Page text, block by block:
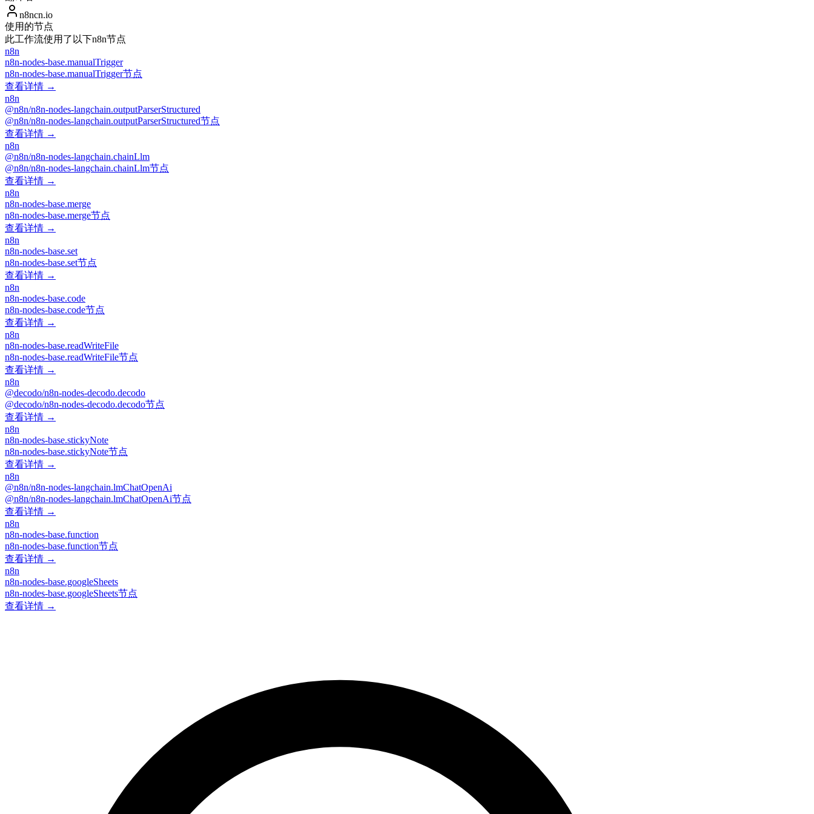
n8ncn.io
使用的节点
此工作流使用了以下n8n节点
n8n
n8n-nodes-base.manualTrigger
n8n-nodes-base.manualTrigger节点
查看详情 →
n8n
@n8n/n8n-nodes-langchain.outputParserStructured
@n8n/n8n-nodes-langchain.outputParserStructured节点
查看详情 →
n8n
@n8n/n8n-nodes-langchain.chainLlm
@n8n/n8n-nodes-langchain.chainLlm节点
查看详情 →
n8n
n8n-nodes-base.merge
n8n-nodes-base.merge节点
查看详情 →
n8n
n8n-nodes-base.set
n8n-nodes-base.set节点
查看详情 →
n8n
n8n-nodes-base.code
n8n-nodes-base.code节点
查看详情 →
n8n
n8n-nodes-base.readWriteFile
n8n-nodes-base.readWriteFile节点
查看详情 →
n8n
@decodo/n8n-nodes-decodo.decodo
@decodo/n8n-nodes-decodo.decodo节点
查看详情 →
n8n
n8n-nodes-base.stickyNote
n8n-nodes-base.stickyNote节点
查看详情 →
n8n
@n8n/n8n-nodes-langchain.lmChatOpenAi
@n8n/n8n-nodes-langchain.lmChatOpenAi节点
查看详情 →
n8n
n8n-nodes-base.function
n8n-nodes-base.function节点
查看详情 →
n8n
n8n-nodes-base.googleSheets
n8n-nodes-base.googleSheets节点
查看详情 →